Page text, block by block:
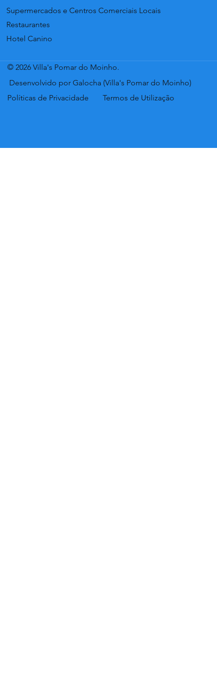
Supermercados e Centros Comerciais Locais
Restaurantes
Hotel Canino
© 2026 Villa's Pomar do Moinho.
Desenvolvido por Galocha (Villa's Pomar do Moinho)
Políticas de Privacidade
Termos de Utilização